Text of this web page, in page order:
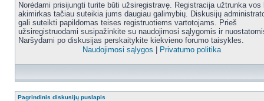
Norėdami prisijungti turite būti užsiregistravę. Registracija užtrunka vos
akimirkas tačiau suteikia jums daugiau galimybių. Diskusijų
gali suteikti papildomas teises registruotiems vartotojams. Prieš
užsiregistruodami susipažinkite su naudojimosi sąlygomis ir
Naršydami po diskusijas perskaitykite kiekvieno forumo taisykles.
Naudojimosi sąlygos
Privatumo politika
Pagrindinis diskusijų puslapis